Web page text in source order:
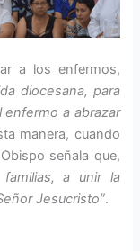
a los enfermos,
diocesana, para
enfermo a abrazar
manera, cuando
señala que,
a unir la
Jesucristo”.